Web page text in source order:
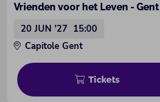
Vrienden voor het Leven - Gent
20 JUN '27 15:00
Capitole Gent
Tickets